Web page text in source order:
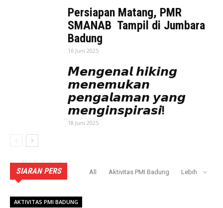
Persiapan Matang, PMR
SMANAB Tampil di Jumbara
Badung
16 Juni 2025
𝙈𝙚𝙣𝙜𝙚𝙣𝙖𝙡 𝙝𝙞𝙠𝙞𝙣𝙜
𝙢𝙚𝙣𝙚𝙢𝙪𝙠𝙖𝙣
𝙥𝙚𝙣𝙜𝙖𝙡𝙖𝙢𝙖𝙣 𝙮𝙖𝙣𝙜
𝙢𝙚𝙣𝙜𝙞𝙣𝙨𝙥𝙞𝙧𝙖𝙨𝙞!
18 Juni 2025
SIARAN PERS All Aktivitas PMI Badung Lebih
AKTIVITAS PMI BADUNG